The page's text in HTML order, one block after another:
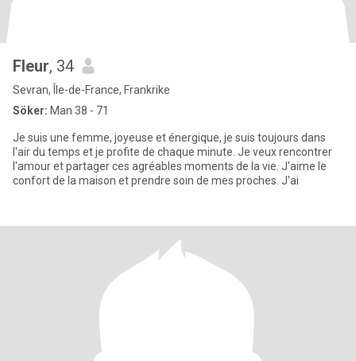
Fleur, 34
Sevran, Île-de-France, Frankrike
Söker: Man 38 - 71
Je suis une femme, joyeuse et énergique, je suis toujours dans
l'air du temps et je profite de chaque minute. Je veux rencontrer
l'amour et partager ces agréables moments de la vie. J'aime le
confort de la maison et prendre soin de mes proches. J'ai